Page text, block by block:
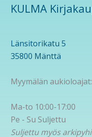
KULMA
Länsitorikatu 5
35800 Mänttä
Myymälän aukioloajat:
Ma-to 10:00-17:00
Pe - Su Suljettu
Suljettu myös